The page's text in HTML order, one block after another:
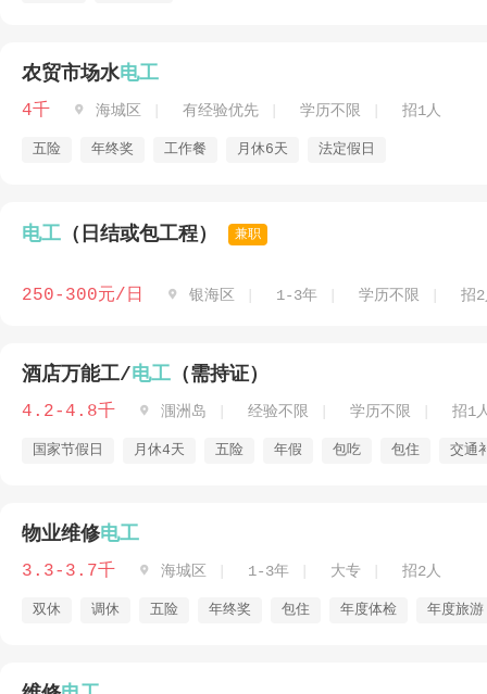
农贸市场水电工
4千  海城区 有经验优先 学历不限 招1人
五险 年终奖 工作餐 月休6天 法定假日
电工 （日结或包工程） 兼职
250-300元/日  银海区 1-3年 学历不限 招
酒店万能工/电工 （需持证）
4.2-4.8千  涠洲岛 经验不限 学历不限 招1
国家节假日 月休4天 五险 年假 包吃 包住 交通
物业维修电工
3.3-3.7千  海城区 1-3年 大专 招2人
双休 调休 五险 年终奖 包住 年度体检 年度旅游